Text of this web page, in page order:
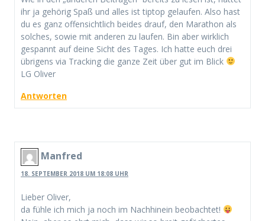
ihr ja gehörig Spaß und alles ist tiptop gelaufen. Also hast
du es ganz offensichtlich beides drauf, den Marathon als
solches, sowie mit anderen zu laufen. Bin aber wirklich
gespannt auf deine Sicht des Tages. Ich hatte euch drei
übrigens via Tracking die ganze Zeit über gut im Blick
LG Oliver
Antworten
Manfred
18. SEPTEMBER 2018 UM 18:08 UHR
Lieber Oliver,
da fühle ich mich ja noch im Nachhinein beobachtet!